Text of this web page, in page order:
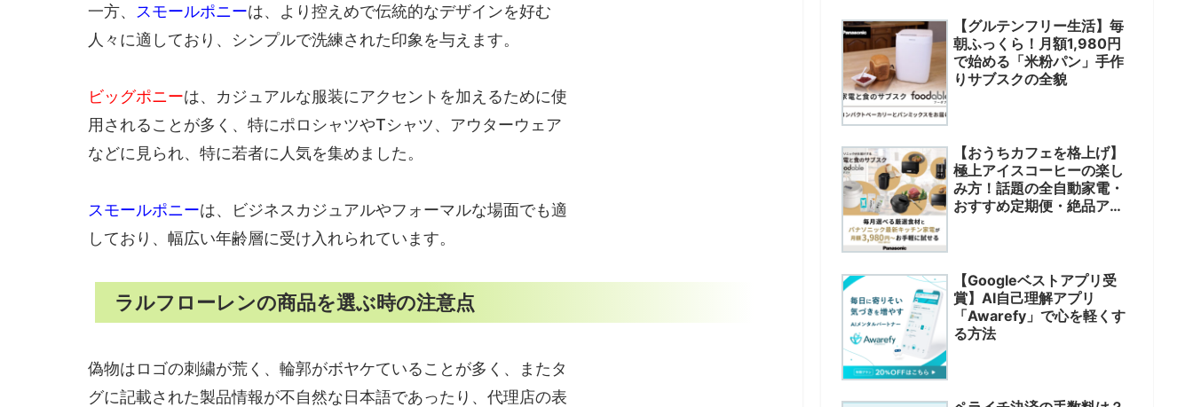
一方、 スモールポニーは、より控えめで伝統的なデザインを好む
人々に適しており、シンプルで洗練された印象を与えます。
ビッグポニーは、カジュアルな服装にアクセントを加えるために使
用されることが多く、特にポロシャツやTシャツ、アウターウェア
などに見られ、特に若者に人気を集めました。
スモールポニーは、ビジネスカジュアルやフォーマルな場面でも適
しており、幅広い年齢層に受け入れられています。
ラルフローレンの商品を選ぶ時の注意点
偽物はロゴの刺繍が荒く、輪郭がボヤケていることが多く、またタ
グに記載された製品情報が不自然な日本語であったり、代理店の表
【グルテンフリー生活】毎
朝ふっくら！月額1,980円
で始める「米粉パン」手作
りサブスクの全貌
【おうちカフェを格上げ】
極上アイスコーヒーの楽し
み方！話題の全自動家電・
おすすめ定期便・絶品アレ
【Googleベストアプリ受
賞】AI自己理解アプリ
「Awarefy」で心を軽くす
る方法